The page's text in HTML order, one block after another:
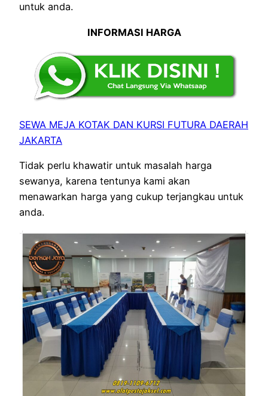
untuk anda.
INFORMASI HARGA
SEWA MEJA KOTAK DAN KURSI FUTURA DAERAH
JAKARTA
Tidak perlu khawatir untuk masalah harga
sewanya, karena tentunya kami akan
menawarkan harga yang cukup terjangkau untuk
anda.